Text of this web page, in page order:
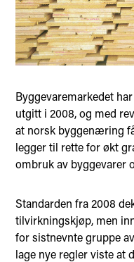
Byggevaremarkedet
utgitt i 2008, og med
at norsk byggenæring
legger til rette for økt
ombruk av byggevarer
Standarden fra 2008
tilvirkningskjøp, men
for sistnevnte gruppe
lage nye regler viste at